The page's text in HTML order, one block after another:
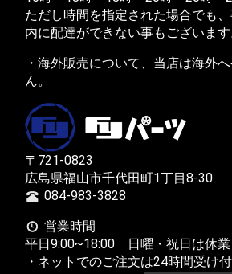
ただし時間を指定された場合でも
内に配達ができない事もございます
・海外販売について、当店は海外
ん。
〒721-0823
広島県福山市千代田町1丁目8-30
084-983-3828
営業時間
平日9:00~18:00 日曜・祝日は休業
・ネットでのご注文は24時間受け